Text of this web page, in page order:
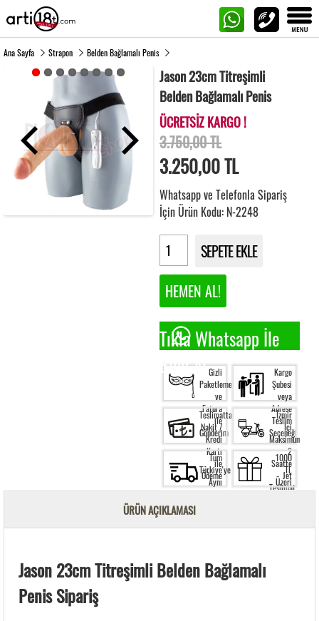
Ana Sayfa Strapon Belden Bağlamalı Penis
Jason 23cm Titreşimli
Belden Bağlamalı Penis
ÜCRETSİZ KARGO !
3.750,00 TL
3.250,00TL
Whatsapp ve Telefonla Sipariş
İçin Ürün Kodu: N-2248
SEPETE EKLE
HEMEN AL!
Tıkla Whatsapp İle
Bilgi Al.Gizli
Paketleme
ve
Fatura
ile
Gönderim
Kargo
Şubesi
veya
Adrese
Teslim
Seçeneği
Teslimatta
Nakit /
Kredi
Kartı
ile
Ödeme
İzmir
İçi
Maksimum
2
Saatte
Jet
Teslimat
Tüm
Türkiye'ye
Aynı
Gün
1000
TL
Üzeri
Siparişte
ÜRÜN AÇIKLAMASI
Jason 23cm Titreşimli Belden Bağlamalı
Penis Sipariş